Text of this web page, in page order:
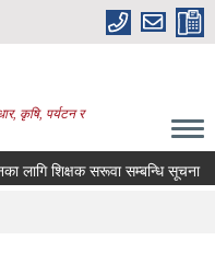
कृषि, पर्यटन र
लागि शिक्षक सरूवा सम्बन्धि सूचना